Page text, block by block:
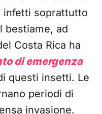
infetti soprattutto
bestiame, ad
Costa Rica ha
di emergenza
questi insetti. Le
periodi di
invasione.